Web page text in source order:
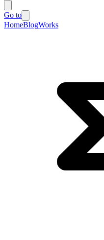
Go to
HomeBlogWorks